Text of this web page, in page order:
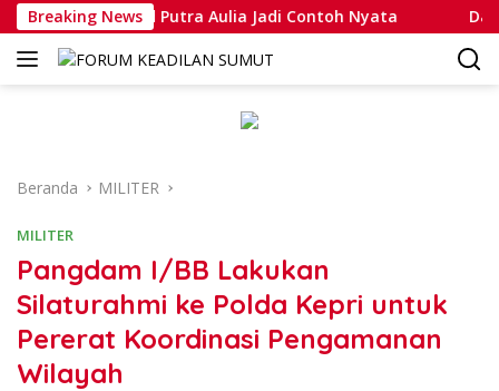
Langsung
ke
konten
Breaking News
Muhammad Putra Aulia Jadi Contoh Nyata
Beranda MILITER
MILITER
Pangdam I/BB Lakukan
Silaturahmi ke Polda Kepri untuk
Pererat Koordinasi Pengamanan
Wilayah